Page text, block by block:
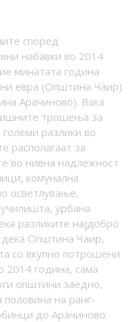
според
набавки во 2014
минатата година
евра (Општина Чаир)
Арачиново). Вака
трошења за
големи разлики во
располагаат за
во нивна надлежност
комунална
осветлување,
урбана
разликите најдобро
дека Општина Чаир,
со вкупно потрошени
2014 година, сама
општини заедно,
половина на ранг-
до Арачиново.